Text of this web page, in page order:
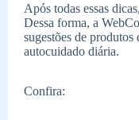
Após todas essas
Dessa forma, a
sugestões de
autocuidado diária.
Confira: